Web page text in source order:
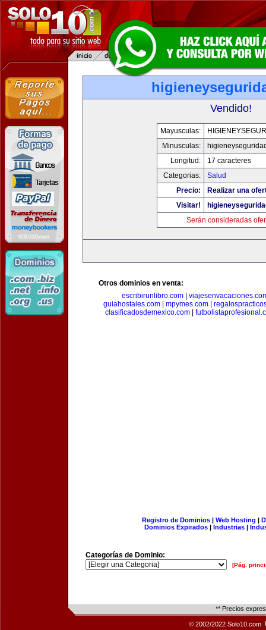
Vendido!
Mayusculas:
Minusculas:
Longitud:
17 caracteres
Categorias:
Salud
Precio:
Realizar una
Visitar!
Serán consideradas
Otros dominios en venta:
escribirunlibro.com
guiahostales.com| mpymes.com|
clasificadosdemexico.com|
Registro de Dominios| Web Hosting |
Dominios Expirados | Industrias |
Categorías de Dominio:
[Pág.
** Precios
© 2002/2022 Solo10.com